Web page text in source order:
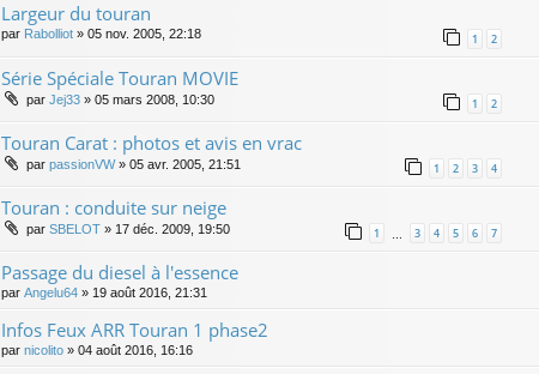
Largeur du touran
par Rabolliot » 05 nov. 2005, 22:18 1 2
Série Spéciale Touran MOVIE
par Jej33 » 05 mars 2008, 10:30 1 2
Touran Carat : photos et avis en vrac
par passionVW» 05 avr. 2005, 21:51 1 2 3 4
Touran : conduite sur neige
par SBELOT » 17 déc. 2009, 19:50 1 … 3 4 5 6 7
Passage du diesel à l'essence
par Angelu64 » 19 août 2016, 21:31
Infos Feux ARR Touran 1 phase2
par nicolito » 04 août 2016, 16:16